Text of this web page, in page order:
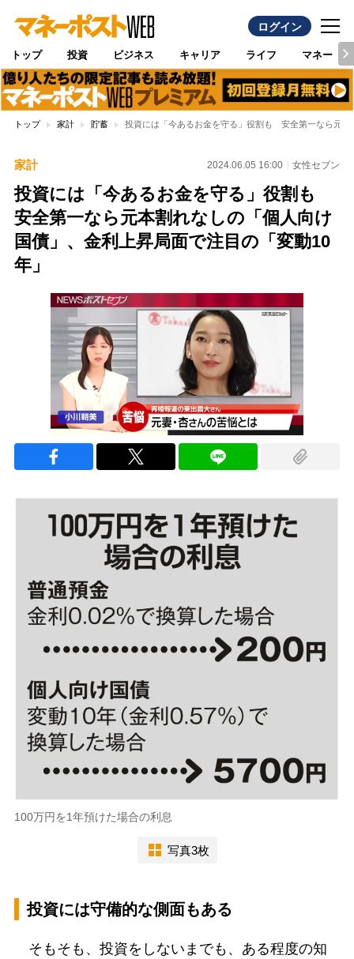
ログイン
トップ 投資 ビジネス キャリア ライフ マネー
トップ 家計 貯蓄 投資には「今あるお金を守る」役割も 安全第一なら元本
家計 2024.06.05 16:00 女性セブン
投資には「今あるお金を守る」役割も
安全第一なら元本割れなしの「個人向け
国債」、金利上昇局面で注目の「変動10
年」
100万円を1年預けた場合の利息
写真3枚
投資には守備的な側面もある
そもそも、投資をしないまでも、ある程度の知